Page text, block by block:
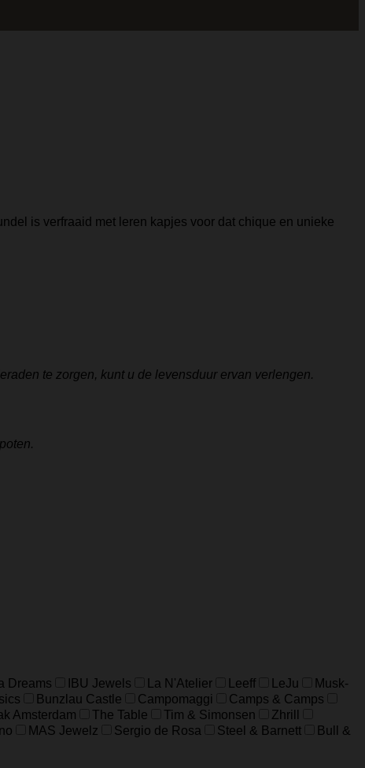
is verfraaid met leren kapjes voor dat chique en unieke
te zorgen, kunt u de levensduur ervan verlengen.
Dreams IBU Jewels La N'Atelier Leeff LeJu
Musk-
Bunzlau Castle Campomaggi
Camps & Camps
Amsterdam The Table Tim & Simonsen
Zhrill
MAS Jewelz Sergio de Rosa Steel & Barnett
Bull &